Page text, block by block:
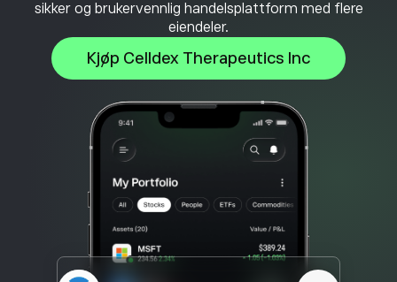
sikker og brukervennlig handelsplattform med flere
eiendeler.
Kjøp Celldex Therapeutics Inc